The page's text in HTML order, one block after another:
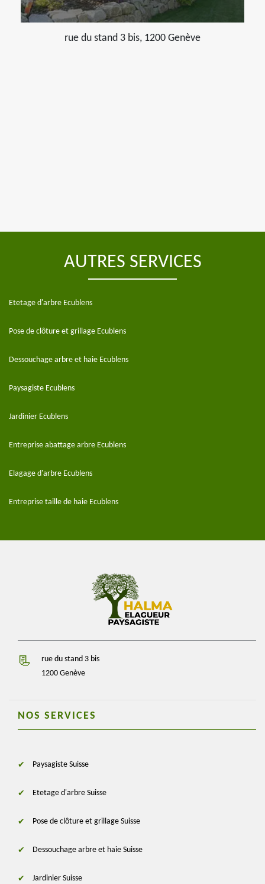
rue du stand 3 bis, 1200 Genève
AUTRES SERVICES
Etetage d'arbre Ecublens
Pose de clôture et grillage Ecublens
Dessouchage arbre et haie Ecublens
Paysagiste Ecublens
Jardinier Ecublens
Entreprise abattage arbre Ecublens
Elagage d'arbre Ecublens
Entreprise taille de haie Ecublens
rue du stand 3 bis
1200 Genève
NOS SERVICES
Paysagiste Suisse
Etetage d'arbre Suisse
Pose de clôture et grillage Suisse
Dessouchage arbre et haie Suisse
Jardinier Suisse